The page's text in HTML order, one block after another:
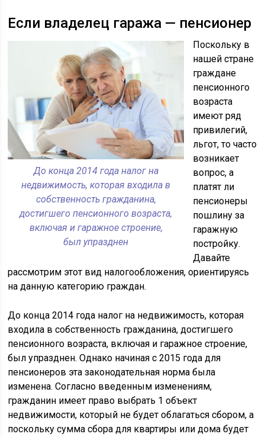
Если владелец гаража — пенсионер
До конца 2014 года налог на
недвижимость, которая входила в
собственность гражданина,
достигшего пенсионного возраста,
включая и гаражное строение,
был упразднен
Поскольку в
нашей стране
граждане
пенсионного
возраста
имеют ряд
привилегий,
льгот, то часто
возникает
вопрос, а
платят ли
пенсионеры
пошлину за
гаражную
постройку.
Давайте
рассмотрим этот вид налогообложения, ориентируясь
на данную категорию граждан.
До конца 2014 года налог на недвижимость, которая
входила в собственность гражданина, достигшего
пенсионного возраста, включая и гаражное строение,
был упразднен. Однако начиная с 2015 года для
пенсионеров эта законодательная норма была
изменена. Согласно введенным изменениям,
гражданин имеет право выбрать 1 объект
недвижимости, который не будет облагаться сбором, а
поскольку сумма сбора для квартиры или дома будет